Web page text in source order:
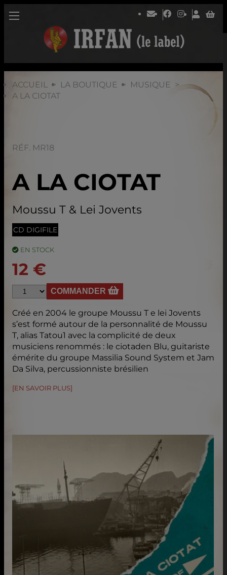
ACCUEIL LA BOUTIQUE
MUSIQUE
A LA CIOTAT
RÉF. MR18
A LA CIOTAT
Moussu T & Lei Jovents
CD DIGIFILE
EN STOCK
12 €
COMMANDER
Créé en 2004 le groupe Moussu T e lei Jovents
s’est formé autour de la personnalité de Moussu
T, alias Tatou1 avec la complicité de deux
musiciens renommés : le ciotaden Blu, guitariste
émérite du groupe Massilia Sound System et Jam
Da Silva, percussionniste brésilien
[EN SAVOIR PLUS]